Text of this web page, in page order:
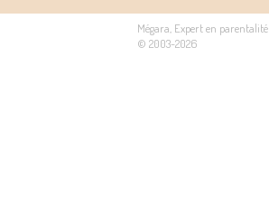
Mégara, Expert en parentalité
© 2003-2026